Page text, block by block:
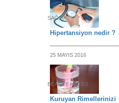
SAĞLIK
Hipertansiyon nedir ?
25 MAYIS 2016
BEAUTY HACKS
Kuruyan Rimellerinizi